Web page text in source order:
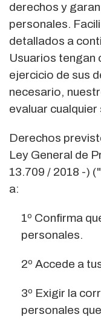
derechos y
personales.
detallados a
Usuarios tengan
ejercicio de sus
necesario,
evaluar cualquier
Derechos
Ley General de
13.709 / 2018 -)
a:
1º Confirma
personales.
2º Accede a
3º Exigir la
personales